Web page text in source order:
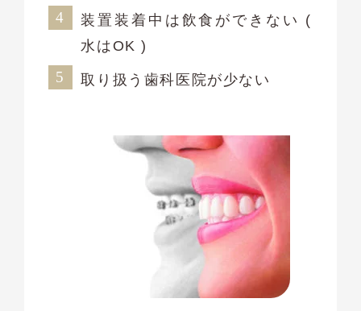
装置装着中は飲食ができない (
水はOK )
取り扱う歯科医院が少ない